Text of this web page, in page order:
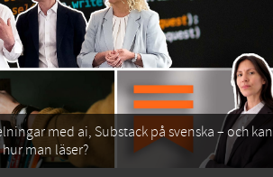
med ai, Substack på svenska – och kan
man läser?